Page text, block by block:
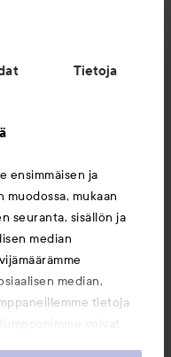
Tietoja
ensimmäisen ja
mukaan
seuranta, sisällön ja
median
median,
tietoja